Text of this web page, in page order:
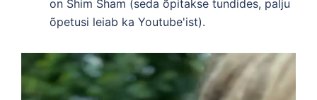
on Shim Sham (seda õpitakse tundides, palju
õpetusi leiab ka Youtube'ist).
Video
Player